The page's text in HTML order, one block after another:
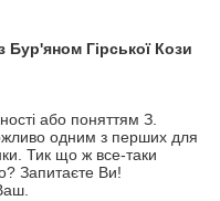
Бур'яном Гірської Кози
або поняттям З.
одним з перших для
Тик що ж все-таки
Запитаєте Ви!